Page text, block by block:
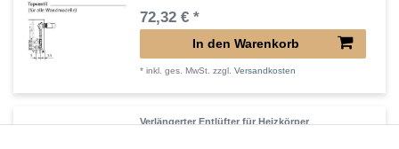
72,32 € *
In den Warenkorb
*inkl. ges. MwSt. zzgl.Versandkosten
Verlängerter Entlüfter für Heizkörper